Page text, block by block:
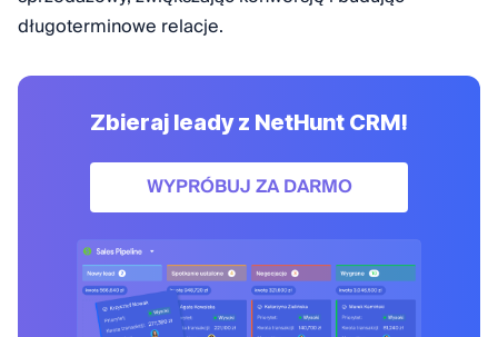
długoterminowe relacje.
Zbieraj leady z NetHunt CRM!
WYPRÓBUJ ZA DARMO